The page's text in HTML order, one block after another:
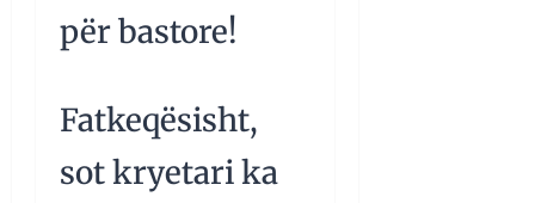
për bastore!
Fatkeqësisht,
sot kryetari ka